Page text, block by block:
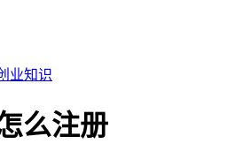
业知识
么注册